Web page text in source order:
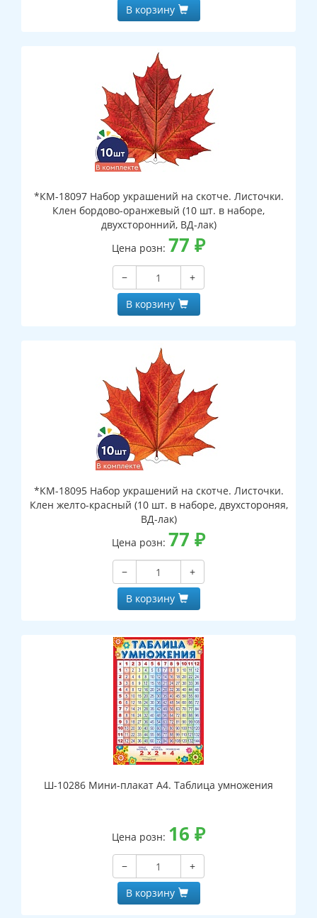
В корзину
*КМ-18097 Набор украшений на скотче. Листочки.
Клен бордово-оранжевый (10 шт. в наборе,
двухсторонний, ВД-лак)
Цена розн: 77 ₽
−
+
В корзину
*КМ-18095 Набор украшений на скотче. Листочки.
Клен желто-красный (10 шт. в наборе, двухстороняя,
ВД-лак)
Цена розн: 77 ₽
−
+
В корзину
Ш-10286 Мини-плакат А4. Таблица умножения
Цена розн: 16 ₽
−
+
В корзину